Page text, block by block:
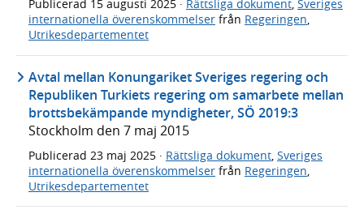
Publicerad 15 augusti 2025 · Rättsliga dokument, Sveriges
internationella överenskommelser från Regeringen,
Utrikesdepartementet
Avtal mellan Konungariket Sveriges regering och
Republiken Turkiets regering om samarbete mellan
brottsbekämpande myndigheter, SÖ 2019:3
Stockholm den 7 maj 2015
Publicerad 23 maj 2025 · Rättsliga dokument, Sveriges
internationella överenskommelser från Regeringen,
Utrikesdepartementet